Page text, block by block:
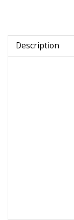
Description